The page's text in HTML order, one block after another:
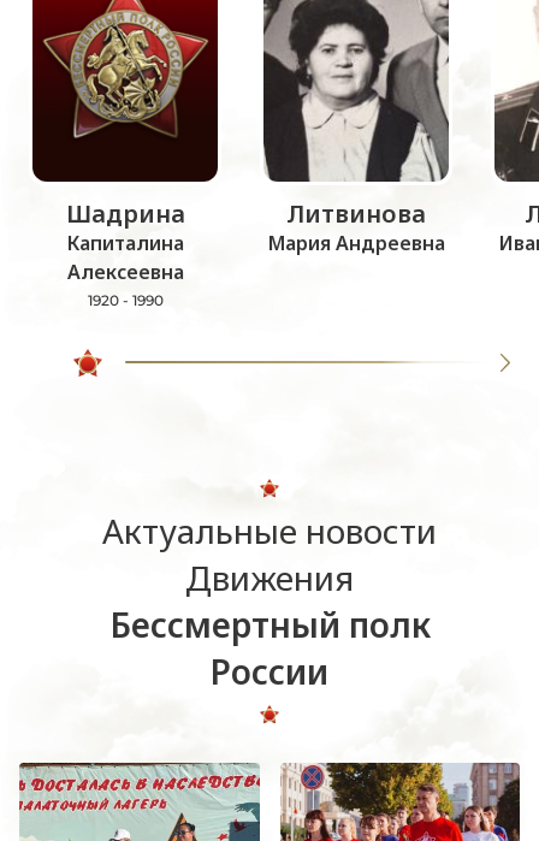
Шадрина
Капиталина
Алексеевна
1920 - 1990
Литвинова
Мария Андреевна
Актуальные новости
Движения
Бессмертный полк
России